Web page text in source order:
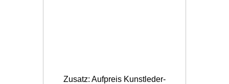
Zusatz: Aufpreis Kunstleder-